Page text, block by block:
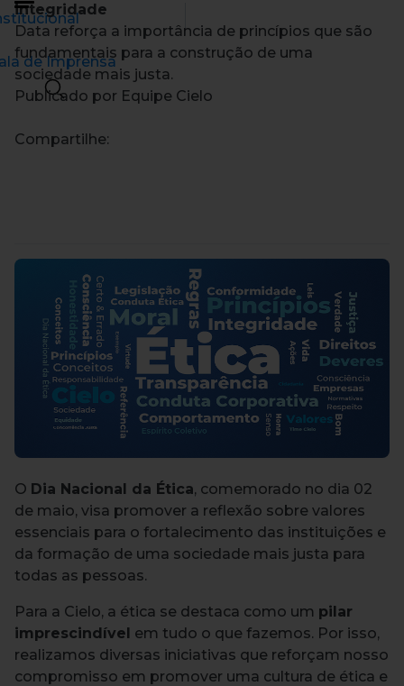
de Imprensa
integridade
Data reforça a importância de princípios que são
fundamentais para a construção de uma
sociedade mais justa.
Publicado por Equipe Cielo
Compartilhe:
O Dia Nacional da Ética, comemorado no dia 02
de maio, visa promover a reflexão sobre valores
essenciais para o fortalecimento das instituições e
da formação de uma sociedade mais justa para
todas as pessoas.
Para a Cielo, a ética se destaca como um pilar
imprescindível em tudo o que fazemos. Por isso,
realizamos diversas iniciativas que reforçam nosso
compromisso em promover uma cultura de ética e